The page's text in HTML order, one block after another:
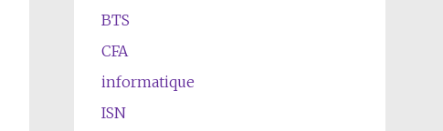
BTS
CFA
informatique
ISN